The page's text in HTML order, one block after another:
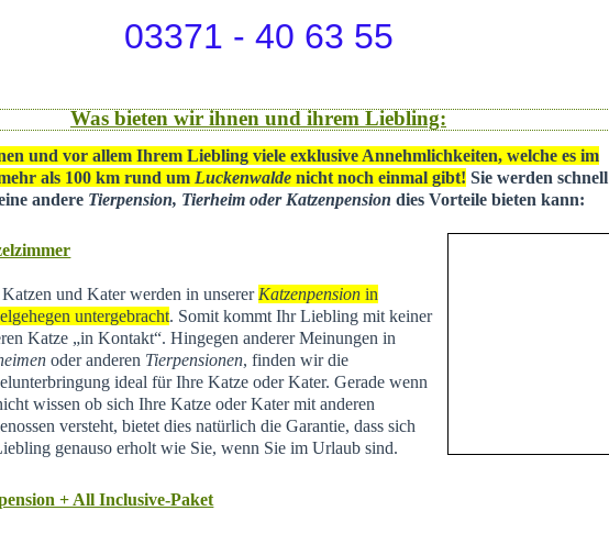
03371 - 40 63 55
Was bieten wir ihnen und ihrem Liebling:
und vor allem Ihrem Liebling viele exklusive Annehmlichkeiten, welche es im
als 100 km rund um Luckenwaldenicht noch einmal gibt! Sie werden schnell
andere Tierpension, Tierheim oder Katzenpension dies Vorteile bieten kann:
und Kater werden in unserer Katzenpension in
untergebracht. Somit kommt Ihr Liebling mit keiner
Katze „in Kontakt“. Hingegen anderer Meinungen in
oder anderen Tierpensionen, finden wir die
ideal für Ihre Katze oder Kater. Gerade wenn
wissen ob sich Ihre Katze oder Kater mit anderen
versteht, bietet dies natürlich die Garantie, dass sich
genauso erholt wie Sie, wenn Sie im Urlaub sind.
+ All Inclusive-Paket